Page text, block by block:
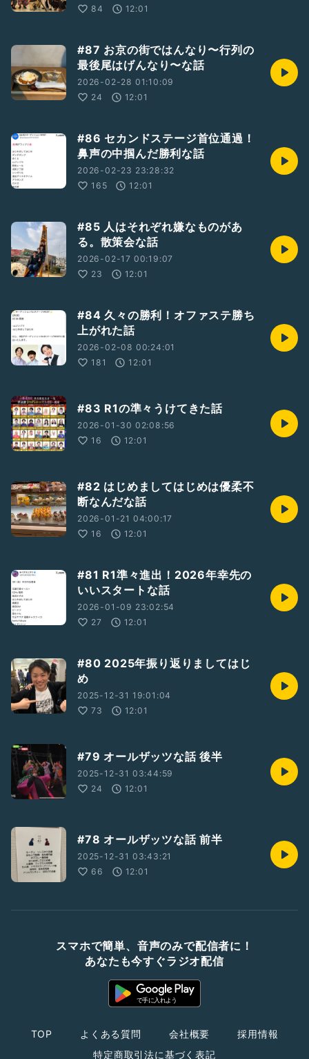
84
12:01
#87 お京の街ではんなり〜行列の
最後尾はげんなり〜な話
2026-02-28 01:10:09
24
12:01
#86 セカンドステージ首位通過！
鼻声の中掴んだ勝利な話
2026-02-23 23:28:32
165
12:01
#85 人はそれぞれ嫌なものがあ
る。散策会な話
2026-02-17 00:19:07
23
12:01
#84 久々の勝利！オファステ勝ち
上がれた話
2026-02-08 00:24:01
181
12:01
#83 R1の準々うけてきた話
2026-01-30 02:08:56
16
12:01
#82 はじめましてはじめは優柔不
断なんだな話
2026-01-21 04:00:17
16
12:01
#81 R1準々進出！2026年幸先の
いいスタートな話
2026-01-09 23:02:54
27
12:01
#80 2025年振り返りましてはじ
め
2025-12-31 19:01:04
73
12:01
#79 オールザッツな話 後半
2025-12-31 03:44:59
24
12:01
#78 オールザッツな話 前半
2025-12-31 03:43:21
66
12:01
スマホで簡単、音声のみで配信者に！
あなたも今すぐラジオ配信
TOP よくある質問 会社概要
採用情報
特定商取引法に基づく表記